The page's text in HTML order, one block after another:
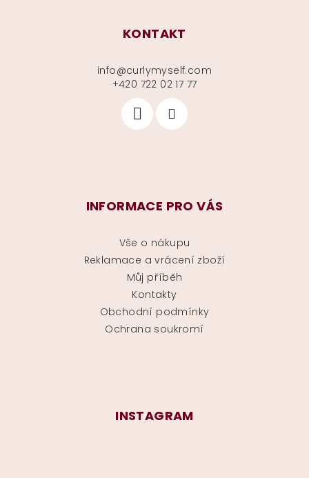
KONTAKT
info@curlymyself.com
+420 722 02 17 77
INFORMACE PRO VÁS
Vše o nákupu
Reklamace a vrácení zboží
Můj příběh
Kontakty
Obchodní podmínky
Ochrana soukromí
INSTAGRAM